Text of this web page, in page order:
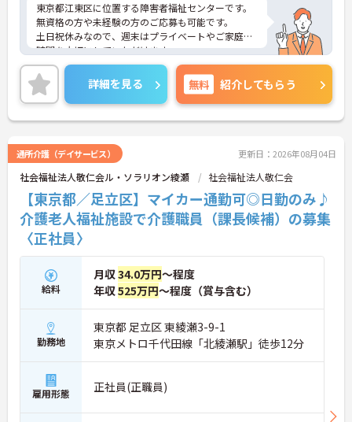
東京都江東区に位置する障害者福祉センターです。
無資格の方や未経験の方のご応募も可能です。
土日祝休みなので、週末はプライベートやご家庭の
時間を大切にしていただけます。
賞与は4.2ヶ月分の支給実績と嬉しい高待遇です。
ご興味のある方には、面接対策ポイントなど、さら
に詳細をお話しいたしますのでお気軽にご相談くだ
さい！
詳細を見る 無料 紹介してもらう
通所介護（デイサービス） 更新日：2026年08月04日
社会福祉法人敬仁会ル・ソラリオン綾瀬 社会福祉法人敬仁会
【東京都／足立区】マイカー通勤可◎日勤のみ♪
介護老人福祉施設で介護職員（課長候補）の募集
〈正社員〉
給料
月収34.0万円～程度
年収525万円～程度（賞与含む）
勤務地
東京都 足立区 東綾瀬3-9-1
東京メトロ千代田線「北綾瀬駅」徒歩12分
雇用形態 正社員(正職員)